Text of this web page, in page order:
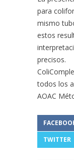
para
mismo
estos
precisos.
todos los
AOAC
TWITTER